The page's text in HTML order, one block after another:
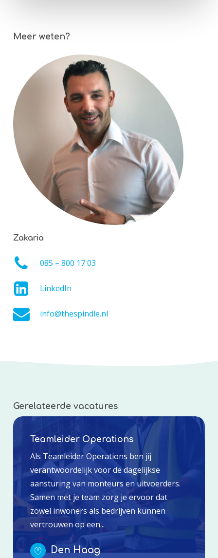
Meer weten?
Zakaria
085 – 800 17 03
LinkedIn
info@thespindle.nl
Gerelateerde vacatures
Teamleider Operations
Als Teamleider Operations ben jij
verantwoordelijk voor de dagelijkse
aansturing van monteurs en uitvoerders.
Samen met je team zorg je ervoor dat
zowel inwoners als bedrijven kunnen
vertrouwen op een...
Den Haag